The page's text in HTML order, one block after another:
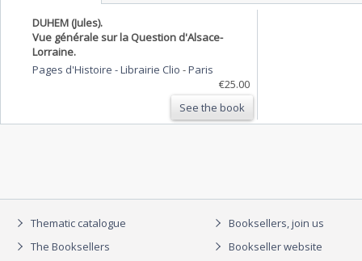
DUHEM (Jules).
Vue générale sur la Question d'Alsace-
Lorraine.
Pages d'Histoire - Librairie Clio -Paris
€25.00
See the book
Thematic catalogue
The Booksellers
Booksellers, join us
Bookseller website